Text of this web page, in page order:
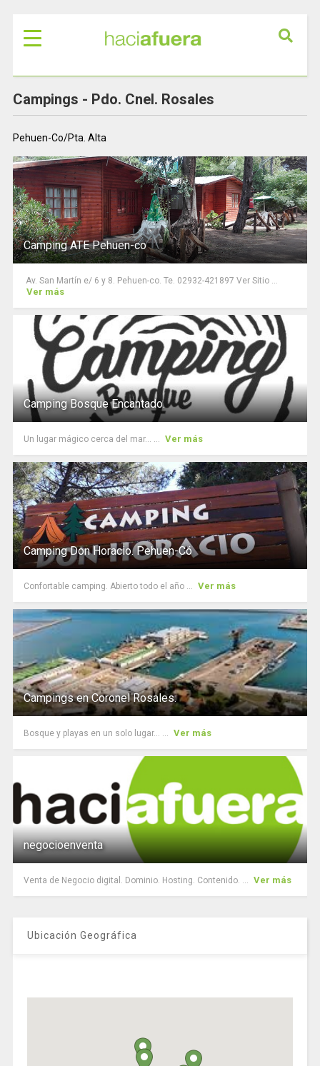
Campings - Pdo. Cnel. Rosales
Pehuen-Co/Pta. Alta
Camping ATE Pehuen-co
Av. San Martín e/ 6 y 8. Pehuen-co. Te. 02932-421897 Ver Sitio ...
Ver más
Camping Bosque Encantado.
Un lugar mágico cerca del mar... ... Ver más
Camping Don Horacio. Pehuen-Có
Confortable camping. Abierto todo el año ... Ver más
Campings en Coronel Rosales.
Bosque y playas en un solo lugar... ... Ver más
negocioenventa
Venta de Negocio digital. Dominio. Hosting. Contenido. ... Ver más
Ubicación Geográfica